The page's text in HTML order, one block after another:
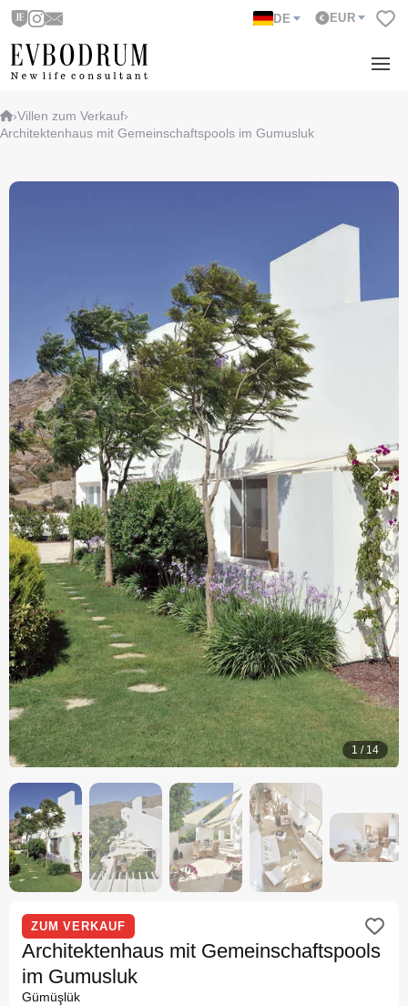
DE EUR
›Villen zum Verkauf›
Architektenhaus mit Gemeinschaftspools im Gumusluk
1 / 14
ZUM VERKAUF
Architektenhaus mit Gemeinschaftspools
im Gumusluk
Gümüşlük